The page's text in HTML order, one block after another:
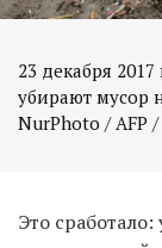
23 декабря
убирают мусор
Это